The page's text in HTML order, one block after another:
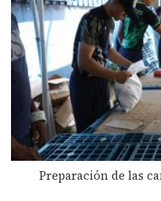
Preparación de las